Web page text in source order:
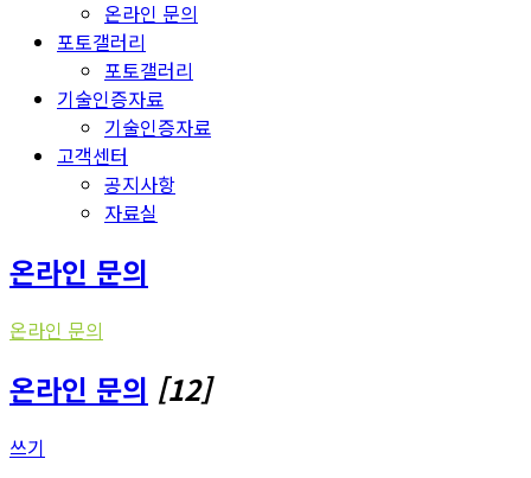
온라인 문의
포토갤러리
포토갤러리
기술인증자료
기술인증자료
고객센터
공지사항
자료실
온라인 문의
온라인 문의
온라인 문의 [12]
쓰기